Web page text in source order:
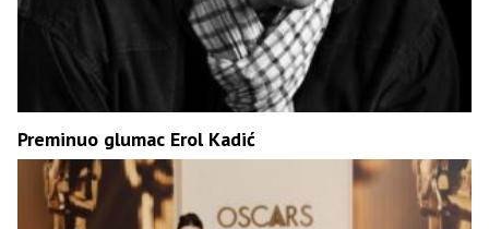
Preminuo glumac Erol Kadić